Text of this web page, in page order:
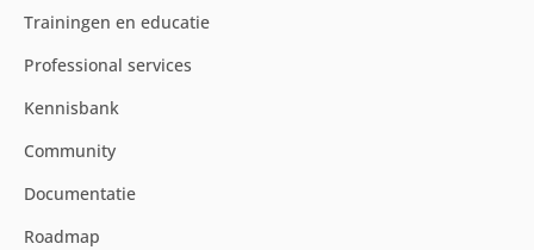
Trainingen en educatie
Professional services
Kennisbank
Community
Documentatie
Roadmap